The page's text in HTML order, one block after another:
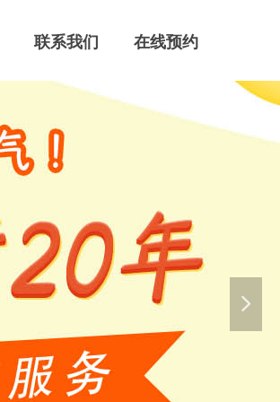
넲
联系我们 在线预约